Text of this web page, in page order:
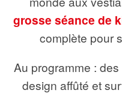
grosse séance de
complète pour
Au programme :
design affûté et